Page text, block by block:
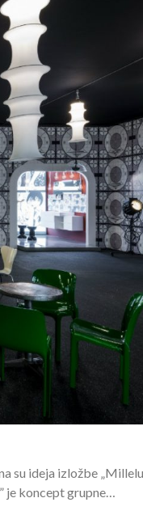
su ideja izložbe
je koncept grupne…